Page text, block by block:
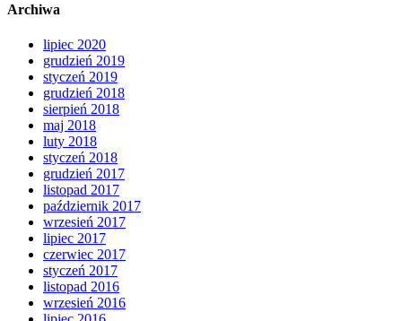
Archiwa
lipiec 2020
grudzień 2019
styczeń 2019
grudzień 2018
sierpień 2018
maj 2018
luty 2018
styczeń 2018
grudzień 2017
listopad 2017
październik 2017
wrzesień 2017
lipiec 2017
czerwiec 2017
styczeń 2017
listopad 2016
wrzesień 2016